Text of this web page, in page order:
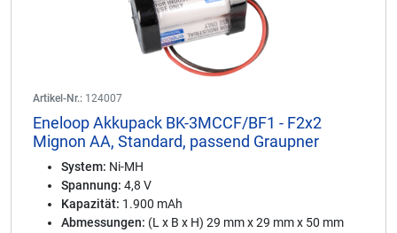
Artikel-Nr.: 124007
Eneloop Akkupack BK-3MCCF/BF1 - F2x2
Mignon AA, Standard, passend Graupner
System: Ni-MH
Spannung: 4,8 V
Kapazität: 1.900 mAh
Abmessungen: (L x B x H) 29 mm x 29 mm x 50 mm